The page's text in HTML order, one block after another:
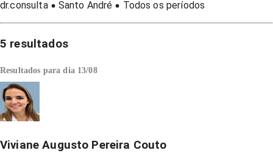
dr.consulta Santo André Todos os períodos
5 resultados
Resultados para dia 13/08
Viviane Augusto Pereira Couto